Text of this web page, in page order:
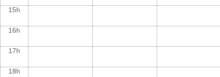
15h
16h
17h
18h